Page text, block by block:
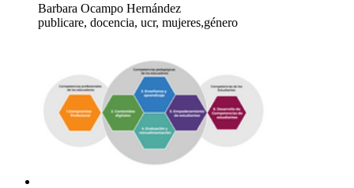
Barbara Ocampo Hernández
publicare, docencia, ucr, mujeres,género